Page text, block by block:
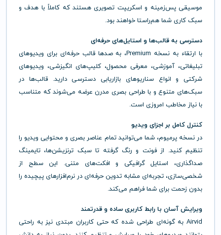
موسیقی پس‌زمینه و اسکریپت تصویری هستند که کاملاً با هدف و
سبک کاری شما هم‌راستا خواهند بود.
دسترسی به قالب‌ها و استایل‌های حرفه‌ای
با ارتقاء به نسخه Premium، به صدها قالب حرفه‌ای برای ویدیوهای
تبلیغاتی، آموزشی، معرفی محصول، کلیپ‌های انگیزشی، ویدیوهای
شرکتی و انواع سناریوهای بازاریابی دسترسی دارید. قالب‌ها در
سبک‌های متنوع و با طراحی بصری مدرن عرضه می‌شوند که متناسب
با نیاز مخاطب امروزی است.
کنترل کامل بر اجزای ویدیو
در نسخه پرمیوم، شما می‌توانید تمام عناصر بصری و محتوایی ویدیو را
تنظیم کنید. از فونت و رنگ گرفته تا سبک ترنزیشن‌ها، تایمینگ
صداگذاری، استایل گرافیکی و افکت‌های متنی. این سطح از
شخصی‌سازی، تجربه‌ای مشابه تدوین حرفه‌ای در نرم‌افزارهای پیچیده را
بدون زحمت برای شما فراهم می‌کند.
ویرایش آسان با رابط کاربری ساده و قدرتمند
Airvid به گونه‌ای طراحی شده که حتی کاربران مبتدی نیز به راحتی